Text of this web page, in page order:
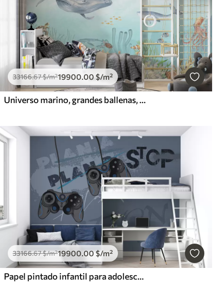
33166.67$/m²19900.00 $/m²
Universo marino, grandes ballenas, peces y tortugas
33166.67$/m²19900 .00$/m²
Papel pintado infantil para adolescente con joysticks y letras gráficas en azul